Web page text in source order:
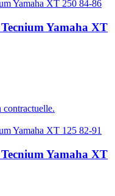
Tecnium Yamaha XT
contractuelle.
Tecnium Yamaha XT